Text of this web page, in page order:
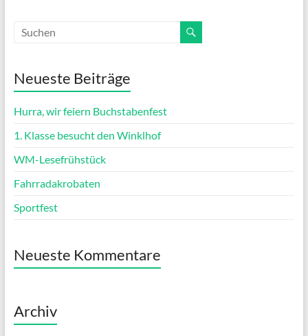
Neueste Beiträge
Hurra, wir feiern Buchstabenfest
1. Klasse besucht den Winklhof
WM-Lesefrühstück
Fahrradakrobaten
Sportfest
Neueste Kommentare
Archiv